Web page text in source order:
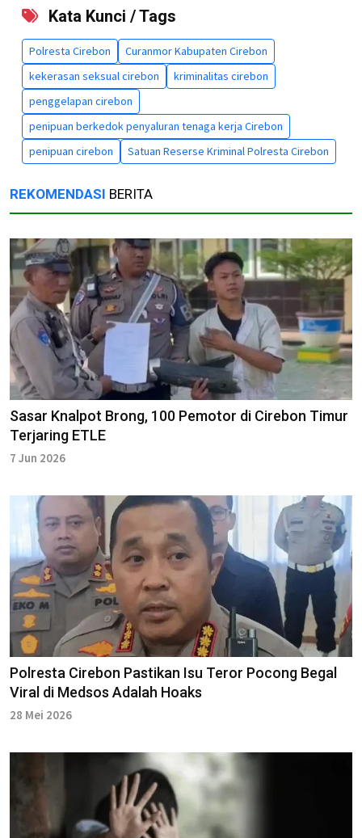
Kata Kunci / Tags
Polresta Cirebon
Curanmor Kabupaten Cirebon
kekerasan seksual cirebon
kriminalitas cirebon
penggelapan cirebon
penipuan berkedok penyaluran tenaga kerja Cirebon
penipuan cirebon
Satuan Reserse Kriminal Polresta Cirebon
REKOMENDASI BERITA
Sasar Knalpot Brong, 100 Pemotor di Cirebon Timur
Terjaring ETLE
7 Jun 2026
Polresta Cirebon Pastikan Isu Teror Pocong Begal
Viral di Medsos Adalah Hoaks
28 Mei 2026